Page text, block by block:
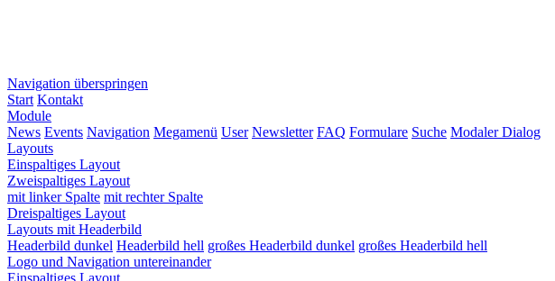
Navigation überspringen
Start Kontakt
Module
News Events Navigation Megamenü User Newsletter FAQ Formulare Suche Modaler Dialog
Layouts
Einspaltiges Layout
Zweispaltiges Layout
mit linker Spalte mit rechter Spalte
Dreispaltiges Layout
Layouts mit Headerbild
Headerbild dunkel Headerbild hell großes Headerbild dunkel großes Headerbild hell
Logo und Navigation untereinander
Einspaltiges Layout